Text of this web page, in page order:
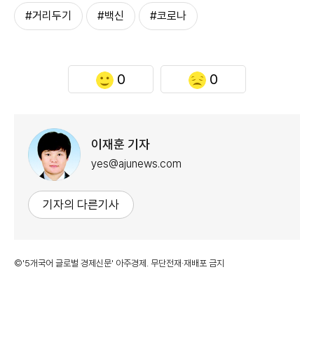
#거리두기 #백신 #코로나
0 0
이재훈 기자
yes@ajunews.com
기자의 다른기사
©'5개국어 글로벌 경제신문' 아주경제. 무단전재·재배포 금지